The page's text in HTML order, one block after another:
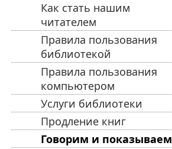
Как стать нашим
читателем
Правила пользования
библиотекой
Правила пользования
компьютером
Услуги библиотеки
Продление книг
Говорим и показываем